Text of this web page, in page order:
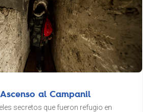
al Campanil
secretos que fueron refugio en